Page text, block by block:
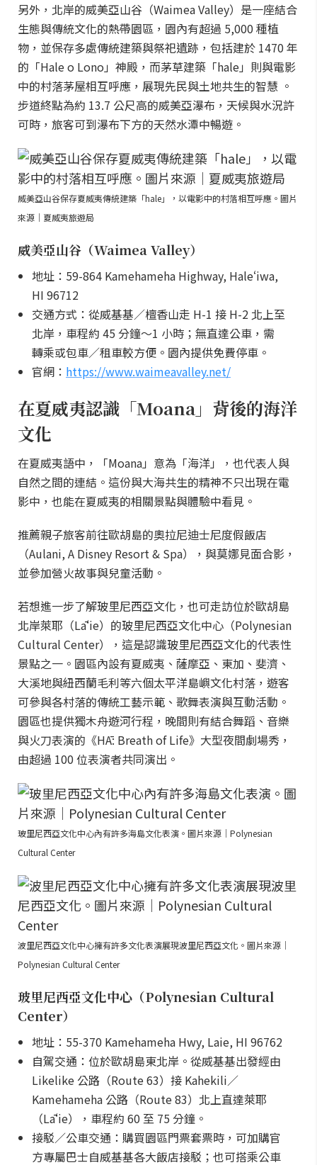
另外，北岸的威美亞山谷（Waimea Valley）是一座結合
生態與傳統文化的熱帶園區，園內有超過 5,000 種植
物，並保存多處傳統建築與祭祀遺跡，包括建於 1470 年
的「Hale o Lono」神殿，而茅草建築「hale」則與電影
中的村落茅屋相互呼應，展現先民與土地共生的智慧 。
步道終點為約 13.7 公尺高的威美亞瀑布，天候與水況許
可時，旅客可到瀑布下方的天然水潭中暢遊。
威美亞山谷保存夏威夷傳統建築「hale」，以電影中的村落相互呼應。圖片
來源｜夏威夷旅遊局
威美亞山谷（Waimea Valley）
地址：59-864 Kamehameha Highway, Haleʻiwa,
HI 96712
交通方式：從威基基／檀香山走 H-1 接 H-2 北上至
北岸，車程約 45 分鐘～1 小時；無直達公車，需
轉乘或包車／租車較方便。園內提供免費停車。
官網： https://www.waimeavalley.net/
在夏威夷認識「Moana」背後的海洋
文化
在夏威夷語中，「Moana」意為「海洋」，也代表人與
自然之間的連結。這份與大海共生的精神不只出現在電
影中，也能在夏威夷的相關景點與體驗中看見。
推薦親子旅客前往歐胡島的奧拉尼迪士尼度假飯店
（Aulani, A Disney Resort & Spa），與莫娜見面合影，
並參加營火故事與兒童活動。
若想進一步了解玻里尼西亞文化，也可走訪位於歐胡島
北岸萊耶（Lāʻie）的玻里尼西亞文化中心（Polynesian
Cultural Center），這是認識玻里尼西亞文化的代表性
景點之一。園區內設有夏威夷、薩摩亞、東加、斐濟、
大溪地與紐西蘭毛利等六個太平洋島嶼文化村落，遊客
可參與各村落的傳統工藝示範、歌舞表演與互動活動。
園區也提供獨木舟遊河行程，晚間則有結合舞蹈、音樂
與火刀表演的《HĀ: Breath of Life》大型夜間劇場秀，
由超過 100 位表演者共同演出。
玻里尼西亞文化中心內有許多海島文化表演。圖片來源｜Polynesian
Cultural Center
波里尼西亞文化中心擁有許多文化表演展現波里尼西亞文化。圖片來源｜
Polynesian Cultural Center
玻里尼西亞文化中心（Polynesian Cultural
Center）
地址：55-370 Kamehameha Hwy, Laie, HI 96762
自駕交通：位於歐胡島東北岸。從威基基出發經由
Likelike 公路（Route 63）接 Kahekili／
Kamehameha 公路（Route 83）北上直達萊耶
（Lāʻie），車程約 60 至 75 分鐘。
接駁／公車交通：購買園區門票套票時，可加購官
方專屬巴士自威基基各大飯店接駁；也可搭乘公車